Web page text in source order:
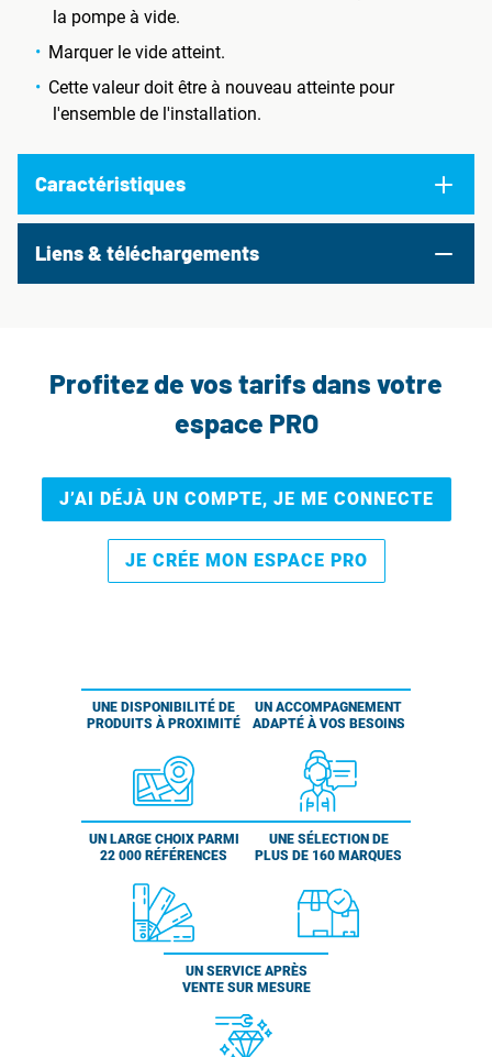
la pompe à vide.
Marquer le vide atteint.
Cette valeur doit être à nouveau atteinte pour
l'ensemble de l'installation.
Caractéristiques
Liens & téléchargements
Profitez de vos tarifs dans votre
espace PRO
J’AI DÉJÀ UN COMPTE, JE ME CONNECTE
JE CRÉE MON ESPACE PRO
UNE DISPONIBILITÉ DE
PRODUITS À PROXIMITÉ
UN ACCOMPAGNEMENT
ADAPTÉ À VOS BESOINS
UN LARGE CHOIX PARMI
22 000 RÉFÉRENCES
UNE SÉLECTION DE
PLUS DE 160 MARQUES
UN SERVICE APRÈS
VENTE SUR MESURE